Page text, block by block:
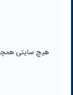
هیچ سایتی